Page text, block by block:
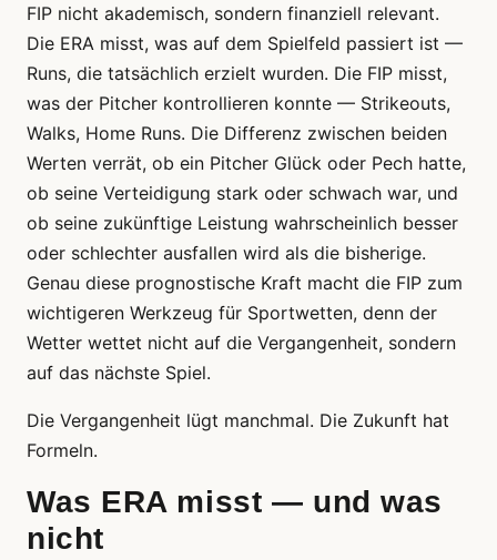
FIP nicht akademisch, sondern finanziell relevant.
Die ERA misst, was auf dem Spielfeld passiert ist —
Runs, die tatsächlich erzielt wurden. Die FIP misst,
was der Pitcher kontrollieren konnte — Strikeouts,
Walks, Home Runs. Die Differenz zwischen beiden
Werten verrät, ob ein Pitcher Glück oder Pech hatte,
ob seine Verteidigung stark oder schwach war, und
ob seine zukünftige Leistung wahrscheinlich besser
oder schlechter ausfallen wird als die bisherige.
Genau diese prognostische Kraft macht die FIP zum
wichtigeren Werkzeug für Sportwetten, denn der
Wetter wettet nicht auf die Vergangenheit, sondern
auf das nächste Spiel.
Die Vergangenheit lügt manchmal. Die Zukunft hat
Formeln.
Was ERA misst — und was
nicht